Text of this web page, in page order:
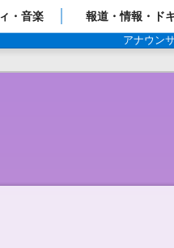
・音楽 報道・情報・ド
アナウン